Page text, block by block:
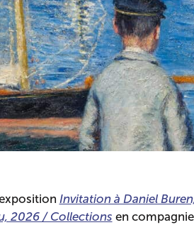
Invitation à Daniel
2026 / Collections en